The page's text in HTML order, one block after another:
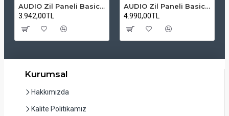
AUDIO Zil Paneli Basic Hpli Çift Buton 14'lü Sesli Apartman Diafon Kapı Paneli
3.942,00TL
AUDIO Zil Paneli Basic Hpli Çift Buton 20'li Sesli Apartman Diafon Kapı Paneli
4.990,00TL
Kurumsal
Hakkımızda
Kalite Politikamız